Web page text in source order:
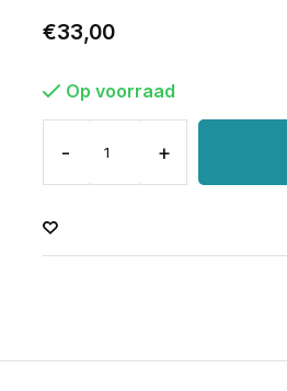
€33,00
Op voorraad
- +